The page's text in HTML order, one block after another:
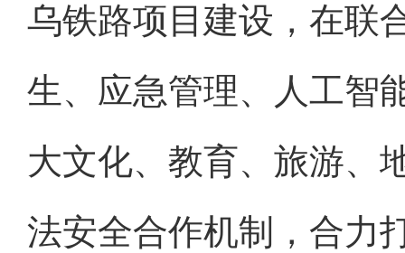
乌铁路项目建设，在联
生、应急管理、人工智
大文化、教育、旅游、
法安全合作机制，合力